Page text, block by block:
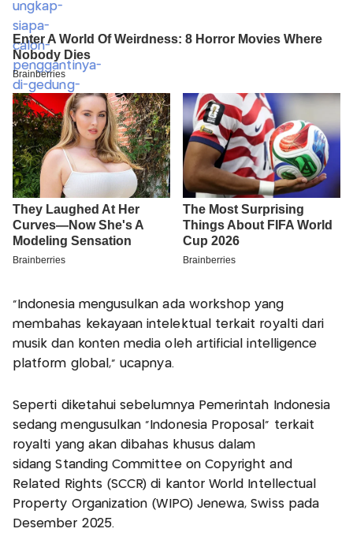
“Indonesia mengusulkan ada workshop yang
membahas kekayaan intelektual terkait royalti dari
musik dan konten media oleh artificial intelligence
platform global,” ucapnya.
Seperti diketahui sebelumnya Pemerintah Indonesia
sedang mengusulkan “Indonesia Proposal” terkait
royalti yang akan dibahas khusus dalam
sidang Standing Committee on Copyright and
Related Rights (SCCR) di kantor World Intellectual
Property Organization (WIPO) Jenewa, Swiss pada
Desember 2025.